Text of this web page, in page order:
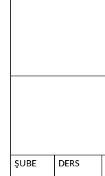
ŞUBE DERS